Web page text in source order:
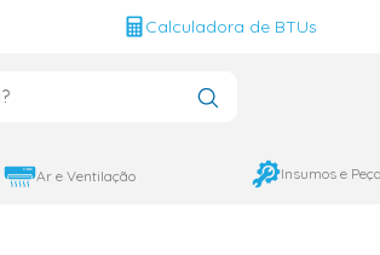
Calculadora de BTUs
Ar e Ventilação Insumos e